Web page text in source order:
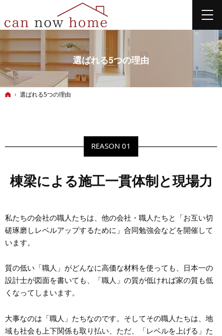
選ばれる5つの理由
ホーム
選ばれる5つの理由
REASON 01
棟梁による施工一貫体制と現場力
私たちの会社の職人たちは、他の会社・職人たちと「お互い切
磋琢磨しレベルアップするために」合同勉強会などを開催して
います。
質の低い「職人」がどんなに高価な材料を使っても、日本一の
設計士が図面を書いても、「職人」の質が低ければ家の質も低
くなってしまいます。
大事なのは「職人」たちなのです。そしてその職人たちは、地
域も社会も上下関係も取り払い、ただ、「レベルを上げる」た